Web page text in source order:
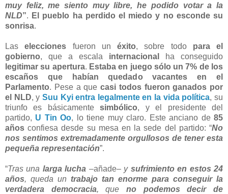
muy feliz, me siento muy libre, he podido votar a la
NLD”. El pueblo ha perdido el miedo y no esconde su
sonrisa.
Laselecciones fueron un éxito, sobre todo para el
gobierno, que a escala internacional
ha conseguido
legitimar su apertura. Estaba en juego sólo un 7% de los
escaños que habían quedado vacantes en el
Parlamento. Pese a que casi todos fueron ganados por
el NLD, y Suu Kyi entra legalmente en la vida política, su
triunfo es básicamentesimbólico, y el presidente del
partido, U Tin Oo, lo tiene muy claro. Este anciano de85
años confiesa desde su mesa en la sede del partido: “No
nos sentimos extremadamente orgullosos de tener esta
pequeña representación”.
“Tras una larga lucha –añade– y sufrimiento en estos 24
años, queda un trabajo tan enorme para conseguir la
verdadera democracia, queno podemos decir de